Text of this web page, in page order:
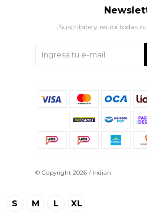
S M L XL
¡Suscribite y recibí todas
© Copyright 2026 / Indian